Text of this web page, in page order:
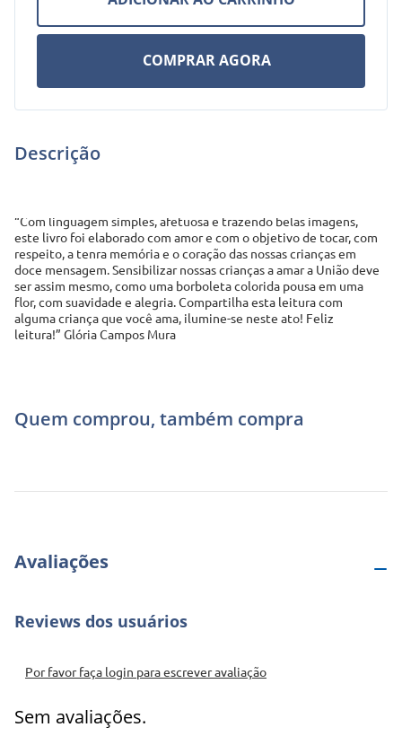
COMPRAR AGORA
R$30,00
ou PIX
Descrição
“Com linguagem simples, afetuosa e trazendo belas imagens,
este livro foi elaborado com amor e com o objetivo de tocar, com
respeito, a tenra memória e o coração das nossas crianças em
doce mensagem. Sensibilizar nossas crianças a amar a União deve
ser assim mesmo, como uma borboleta colorida pousa em uma
flor, com suavidade e alegria. Compartilha esta leitura com
alguma criança que você ama, ilumine-se neste ato! Feliz
leitura!” Glória Campos Mura
Quem comprou, também compra
Avaliações
Por favor faça login para escrever avaliação
Sem avaliações.